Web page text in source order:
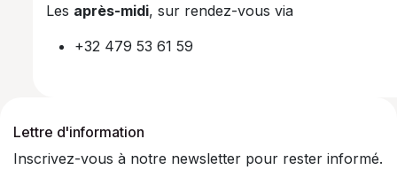
Les après-midi, sur rendez-vous via
+32 479 53 61 59
Lettre d'information
Inscrivez-vous à notre newsletter pour rester informé.